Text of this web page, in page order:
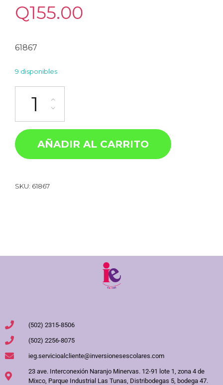
Q155.00
61867
9 disponibles
AÑADIR AL CARRITO
SKU: 61867
(502) 2315-8506
(502) 2256-8075
ieg.servicioalcliente@inversionesescolares.com
23 ave. Interconexión Naranjo Minervas. 12-91 lote 1, zona 4 de
Mixco, Parque Industrial Las Tunas, Distribodegas 5, bodega 47.